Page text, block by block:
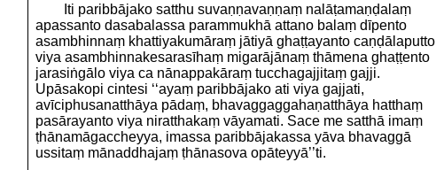
Iti paribbājako satthu suvaṇṇavaṇṇaṃ nalāṭamaṇḍalaṃ
apassanto dasabalassa parammukhā attano balaṃ dīpento
asambhinnaṃ khattiyakumāraṃ jātiyā ghaṭṭayanto caṇḍālaputto
viya asambhinnakesarasīhaṃ migarājānaṃ thāmena ghaṭṭento
jarasiṅgālo viya ca nānappakāraṃ tucchagajjitaṃ gajji.
Upāsakopi cintesi ‘‘ayaṃ paribbājako ati viya gajjati,
avīciphusanatthāya pādaṃ, bhavaggaggahaṇatthāya hatthaṃ
pasārayanto viya niratthakaṃ vāyamati. Sace me satthā imaṃ
ṭhānamāgaccheyya, imassa paribbājakassa yāva bhavaggā
ussitaṃ mānaddhajaṃ ṭhānasova opāteyyā’’ti.